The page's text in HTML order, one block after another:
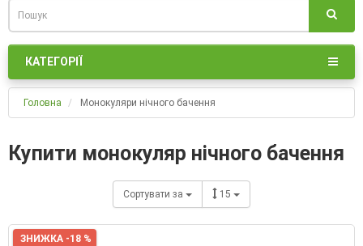
КАТЕГОРІЇ
Головна Монокуляри нічного бачення
Купити монокуляр нічного бачення
Сортувати за 15
ЗНИЖКА -18 %